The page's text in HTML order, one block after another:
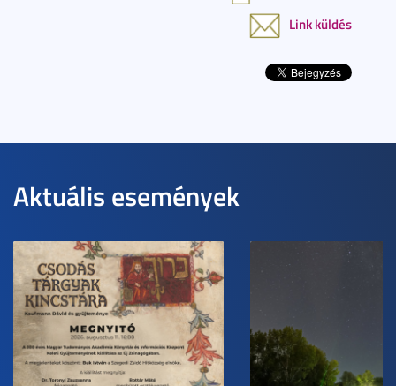
Link küldés
Aktuális események